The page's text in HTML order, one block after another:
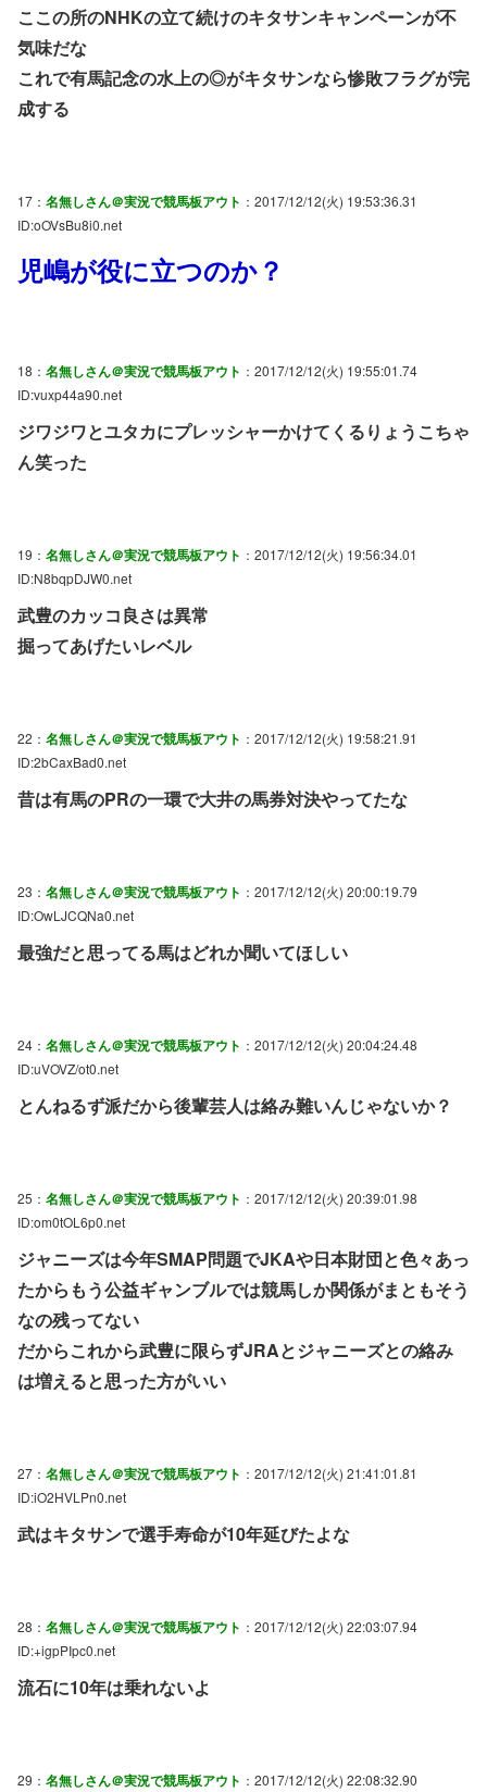
ここの所のNHKの立て続けのキタサンキャンペーンが不
気味だな
これで有馬記念の水上の◎がキタサンなら惨敗フラグが完
成する
17： 名無しさん＠実況で競馬板アウト ：2017/12/12(火) 19:53:36.31
ID:oOVsBu8i0.net
児嶋が役に立つのか？
18： 名無しさん＠実況で競馬板アウト ：2017/12/12(火) 19:55:01.74
ID:vuxp44a90.net
ジワジワとユタカにプレッシャーかけてくるりょうこちゃ
ん笑った
19： 名無しさん＠実況で競馬板アウト ：2017/12/12(火) 19:56:34.01
ID:N8bqpDJW0.net
武豊のカッコ良さは異常
掘ってあげたいレベル
22： 名無しさん＠実況で競馬板アウト ：2017/12/12(火) 19:58:21.91
ID:2bCaxBad0.net
昔は有馬のPRの一環で大井の馬券対決やってたな
23： 名無しさん＠実況で競馬板アウト ：2017/12/12(火) 20:00:19.79
ID:OwLJCQNa0.net
最強だと思ってる馬はどれか聞いてほしい
24： 名無しさん＠実況で競馬板アウト ：2017/12/12(火) 20:04:24.48
ID:uVOVZ/ot0.net
とんねるず派だから後輩芸人は絡み難いんじゃないか？
25： 名無しさん＠実況で競馬板アウト ：2017/12/12(火) 20:39:01.98
ID:om0tOL6p0.net
ジャニーズは今年SMAP問題でJKAや日本財団と色々あっ
たからもう公益ギャンブルでは競馬しか関係がまともそう
なの残ってない
だからこれから武豊に限らずJRAとジャニーズとの絡み
は増えると思った方がいい
27： 名無しさん＠実況で競馬板アウト ：2017/12/12(火) 21:41:01.81
ID:iO2HVLPn0.net
武はキタサンで選手寿命が10年延びたよな
28： 名無しさん＠実況で競馬板アウト ：2017/12/12(火) 22:03:07.94
ID:+igpPIpc0.net
流石に10年は乗れないよ
29： 名無しさん＠実況で競馬板アウト ：2017/12/12(火) 22:08:32.90